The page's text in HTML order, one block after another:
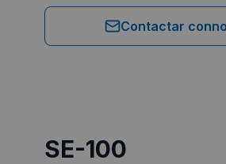
Contactar
SE-100